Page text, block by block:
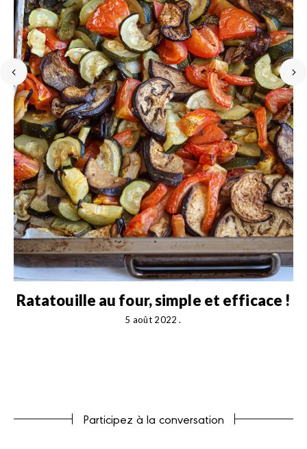
Ratatouille au four, simple et efficace !
5 août 2022
Participez à la conversation